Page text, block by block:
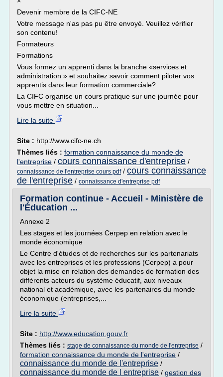
Devenir membre de la CIFC-NE
Votre message n'as pas pu être envoyé. Veuillez vérifier
son contenu!
Formateurs
Formations
Vous formez un apprenti dans la branche «services et
administration » et souhaitez savoir comment piloter vos
apprentis dans leur formation commerciale?
La CIFC organise un cours pratique sur une journée pour
vous mettre en situation...
Lire la suite
Site : http://www.cifc-ne.ch
Thèmes liés : formation connaissance du monde de
l'entreprise / cours connaissance d'entreprise /
connaissance de l'entreprise cours pdf/ cours connaissance
de l'entreprise / connaissance d'entreprise pdf
Formation continue - Accueil - Ministère de
l'Éducation ...
Annexe 2
Les stages et les journées Cerpep en relation avec le
monde économique
Le Centre d'études et de recherches sur les partenariats
avec les entreprises et les professions (Cerpep) a pour
objet la mise en relation des demandes de formation des
différents acteurs du système éducatif, aux niveaux
national et académique, avec les partenaires du monde
économique (entreprises,...
Lire la suite
Site : http://www.education.gouv.fr
Thèmes liés : stage de connaissance du monde de l'entreprise /
formation connaissance du monde de l'entreprise /
connaissance du monde de l'entreprise /
connaissance du monde de l entreprise / gestion des